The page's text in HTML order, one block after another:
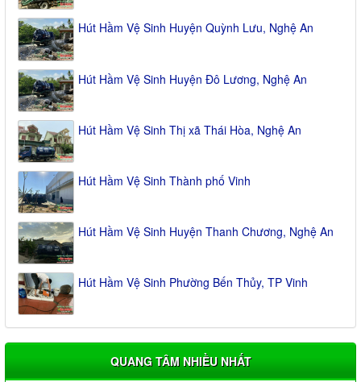
Hút Hầm Vệ Sinh Huyện Quỳnh Lưu, Nghệ An
Hút Hầm Vệ Sinh Huyện Đô Lương, Nghệ An
Hút Hầm Vệ Sinh Thị xã Thái Hòa, Nghệ An
Hút Hầm Vệ Sinh Thành phố Vinh
Hút Hầm Vệ Sinh Huyện Thanh Chương, Nghệ An
Hút Hầm Vệ Sinh Phường Bến Thủy, TP Vinh
QUANG TÂM NHIỀU NHẤT